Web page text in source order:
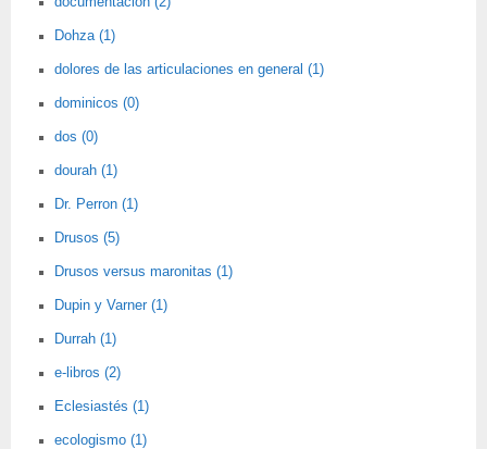
Dohza (1)
dolores de las articulaciones en general (1)
dominicos (0)
dos (0)
dourah (1)
Dr. Perron (1)
Drusos (5)
Drusos versus maronitas (1)
Dupin y Varner (1)
Durrah (1)
e-libros (2)
Eclesiastés (1)
ecologismo (1)